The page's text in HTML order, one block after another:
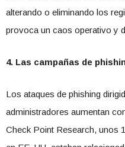
alterando o eliminando los
provoca un caos operativo y
4. Las campañas de
Los ataques de phishing
administradores aumentan
Check Point Research, unos